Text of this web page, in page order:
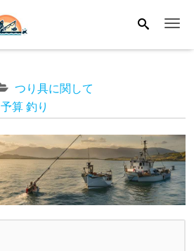
つり具に関して
予算 釣り